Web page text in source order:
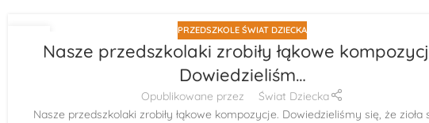
PRZEDSZKOLE ŚWIAT DZIECKA
Nasze przedszkolaki zrobiły łąkowe
Dowiedzieliśm…
Opublikowane przez
Świat Dziecka
Nasze przedszkolaki zrobiły łąkowe kompozycje. Dowiedzieliśmy się, że zioła